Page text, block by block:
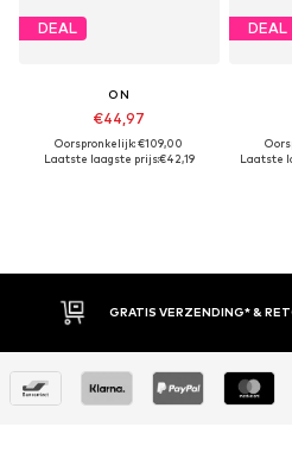
DEAL
ON
€44,97
Oorspronkelijk: €109,00
Laatste laagste prijs:€42,19
DEAL
Laatste
GRATIS VERZENDING* &